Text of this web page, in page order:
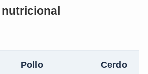
Pollo Cerdo